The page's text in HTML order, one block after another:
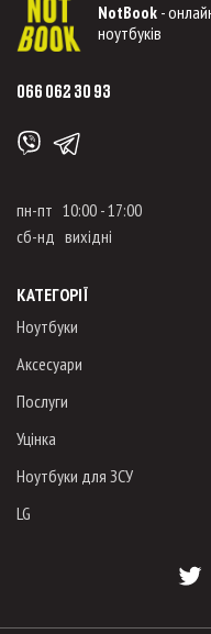
NotBook -
ноутбуків
066 062 30 93
пн-пт 10:00 - 17:00
сб-нд вихідні
КАТЕГОРІЇ
Ноутбуки
Аксесуари
Послуги
Уцінка
Ноутбуки для ЗСУ
LG